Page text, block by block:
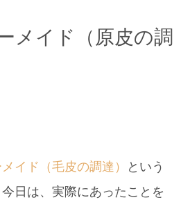
メイド（原皮の調
イド（毛皮の調達）
という
日は、実際にあったことを